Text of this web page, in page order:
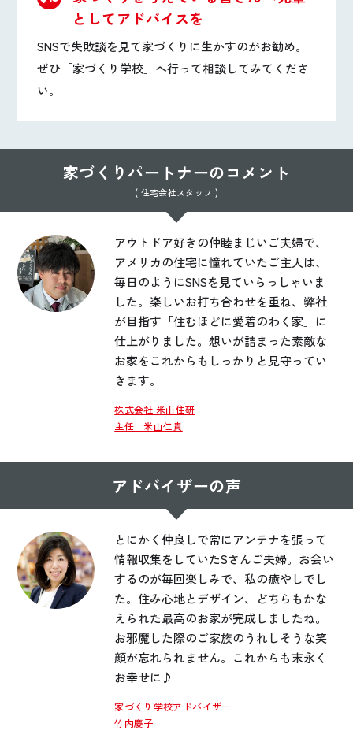
としてアドバイスを
SNSで失敗談を見て家づくりに生かすのがお勧め。
ぜひ「家づくり学校」へ行って相談してみてくださ
い。
家づくりパートナーのコメント
( 住宅会社スタッフ )
アウトドア好きの仲睦まじいご夫婦で、
アメリカの住宅に憧れていたご主人は、
毎日のようにS‌N‌Sを見ていらっしゃいま
した。楽しいお打ち合わせを重ね、弊社
が目指す「住むほどに愛着のわく家」に
仕上がりました。想いが詰まった素敵な
お家をこれからもしっかりと見守ってい
きます。
株式会社 米山住研
主任 米山仁貴
アドバイザーの声
とにかく仲良しで常にアンテナを張って
情報収集をしていたSさんご夫婦。お会い
するのが毎回楽しみで、私の癒やしでし
た。住み心地とデザイン、どちらもかな
えられた最高のお家が完成しましたね。
お邪魔した際のご家族のうれしそうな笑
顔が忘れられません。これからも末永く
お幸せに♪
家づくり学校アドバイザー
竹内慶子